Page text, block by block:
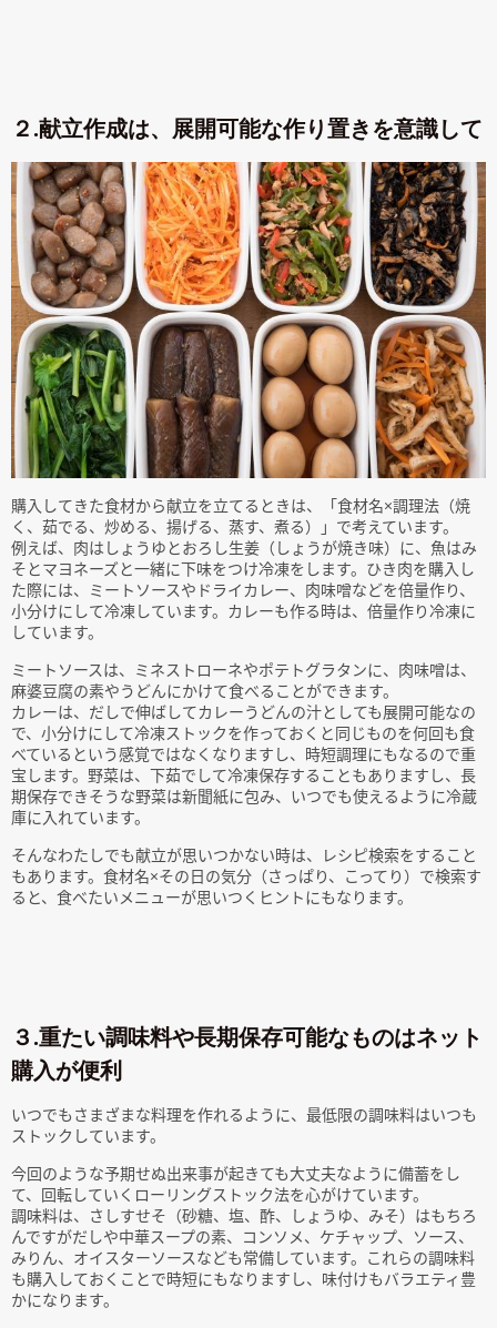
２.献立作成は、展開可能な作り置きを意識して
購入してきた食材から献立を立てるときは、「食材名×調理法（焼
く、茹でる、炒める、揚げる、蒸す、煮る）」で考えています。
例えば、肉はしょうゆとおろし生姜（しょうが焼き味）に、魚はみ
そとマヨネーズと一緒に下味をつけ冷凍をします。ひき肉を購入し
た際には、ミートソースやドライカレー、肉味噌などを倍量作り、
小分けにして冷凍しています。カレーも作る時は、倍量作り冷凍に
しています。
ミートソースは、ミネストローネやポテトグラタンに、肉味噌は、
麻婆豆腐の素やうどんにかけて食べることができます。
カレーは、だしで伸ばしてカレーうどんの汁としても展開可能なの
で、小分けにして冷凍ストックを作っておくと同じものを何回も食
べているという感覚ではなくなりますし、時短調理にもなるので重
宝します。野菜は、下茹でして冷凍保存することもありますし、長
期保存できそうな野菜は新聞紙に包み、いつでも使えるように冷蔵
庫に入れています。
そんなわたしでも献立が思いつかない時は、レシピ検索をすること
もあります。食材名×その日の気分（さっぱり、こってり）で検索す
ると、食べたいメニューが思いつくヒントにもなります。
３.重たい調味料や長期保存可能なものはネット
購入が便利
いつでもさまざまな料理を作れるように、最低限の調味料はいつも
ストックしています。
今回のような予期せぬ出来事が起きても大丈夫なように備蓄をし
て、回転していくローリングストック法を心がけています。
調味料は、さしすせそ（砂糖、塩、酢、しょうゆ、みそ）はもちろ
んですがだしや中華スープの素、コンソメ、ケチャップ、ソース、
みりん、オイスターソースなども常備しています。これらの調味料
も購入しておくことで時短にもなりますし、味付けもバラエティ豊
かになります。